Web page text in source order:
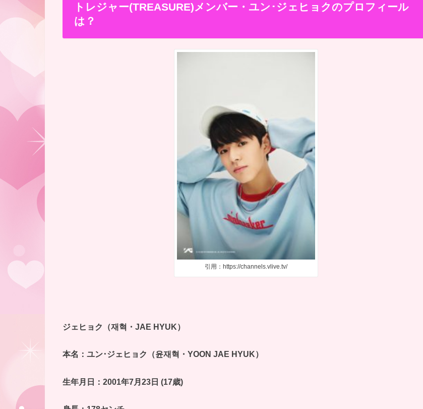
トレジャー(TREASURE)メンバー・ユン･ジェヒョクのプロフィール
は？
引用：https://channels.vlive.tv/
ジェヒョク（재혁・JAE HYUK）
本名：ユン･ジェヒョク（윤재혁・YOON JAE HYUK）
生年月日：2001年7月23日 (17歳)